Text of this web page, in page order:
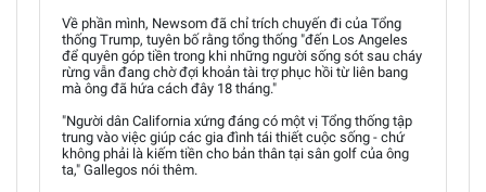
Về phần mình, Newsom đã chỉ trích chuyến đi của Tổng
thống Trump, tuyên bố rằng tổng thống "đến Los Angeles
để quyên góp tiền trong khi những người sống sót sau cháy
rừng vẫn đang chờ đợi khoản tài trợ phục hồi từ liên bang
mà ông đã hứa cách đây 18 tháng."
"Người dân California xứng đáng có một vị Tổng thống tập
trung vào việc giúp các gia đình tái thiết cuộc sống - chứ
không phải là kiếm tiền cho bản thân tại sân golf của ông
ta," Gallegos nói thêm.